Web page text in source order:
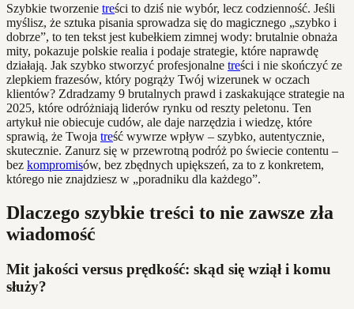
Szybkie tworzenie treści to dziś nie wybór, lecz codzienność. Jeśli
myślisz, że sztuka pisania sprowadza się do magicznego „szybko i
dobrze”, to ten tekst jest kubełkiem zimnej wody: brutalnie obnaża
mity, pokazuje polskie realia i podaje strategie, które naprawdę
działają. Jak szybko stworzyć profesjonalne treści i nie skończyć ze
zlepkiem frazesów, który pogrąży Twój wizerunek w oczach
klientów? Zdradzamy 9 brutalnych prawd i zaskakujące strategie na
2025, które odróżniają liderów rynku od reszty peletonu. Ten
artykuł nie obiecuje cudów, ale daje narzędzia i wiedzę, które
sprawią, że Twoja treść wywrze wpływ – szybko, autentycznie,
skutecznie. Zanurz się w przewrotną podróż po świecie contentu –
bez kompromisów, bez zbędnych upiększeń, za to z konkretem,
którego nie znajdziesz w „poradniku dla każdego”.
Dlaczego szybkie treści to nie zawsze zła
wiadomość
Mit jakości versus prędkość: skąd się wziął i komu
służy?